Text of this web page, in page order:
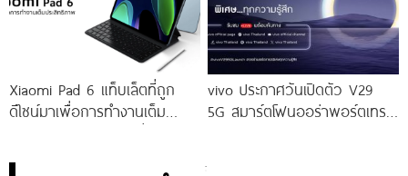
Xiaomi Pad 6 แท็บเล็ตที่ถูก
ดีไซน์มาเพื่อการทำงานเต็ม
vivo ประกาศวันเปิดตัว V29
5G สมาร์ตโฟนออร่าพอร์ตเทร